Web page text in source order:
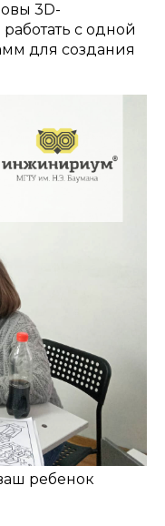
3D-
с одной
для создания
ребенок